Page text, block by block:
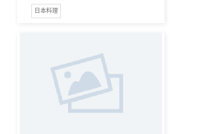
日本料理